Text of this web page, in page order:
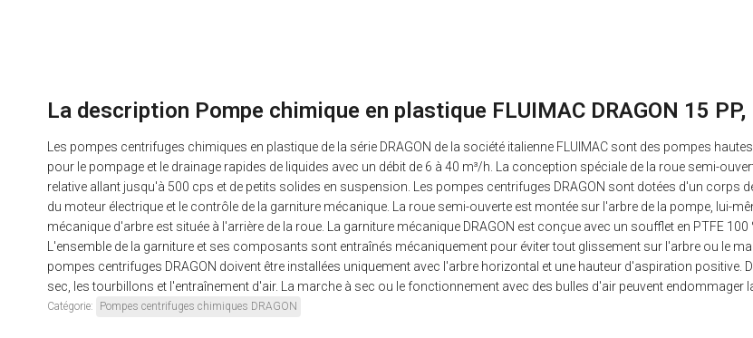
La description Pompe chimique en plastique FLUIMAC DRAGON 15 PP,
Les pompes centrifuges chimiques en plastique de la série DRAGON de la société italienne FLUIMAC sont des pompes
pour le pompage et le drainage rapides de liquides avec un débit de 6 à 40 m³/h. La conception spéciale de la roue semi-
relative allant jusqu'à 500 cps et de petits solides en suspension. Les pompes centrifuges DRAGON sont dotées d'un
du moteur électrique et le contrôle de la garniture mécanique. La roue semi-ouverte est montée sur l'arbre de la pompe, lui-
mécanique d'arbre est située à l'arrière de la roue. La garniture mécanique DRAGON est conçue avec un soufflet en PTFE
L'ensemble de la garniture et ses composants sont entraînés mécaniquement pour éviter tout glissement sur l'arbre ou le
pompes centrifuges DRAGON doivent être installées uniquement avec l'arbre horizontal et une hauteur d'aspiration
sec, les tourbillons et l'entraînement d'air. La marche à sec ou le fonctionnement avec des bulles d'air peuvent endommager
Catégorie: Pompes centrifuges chimiques DRAGON